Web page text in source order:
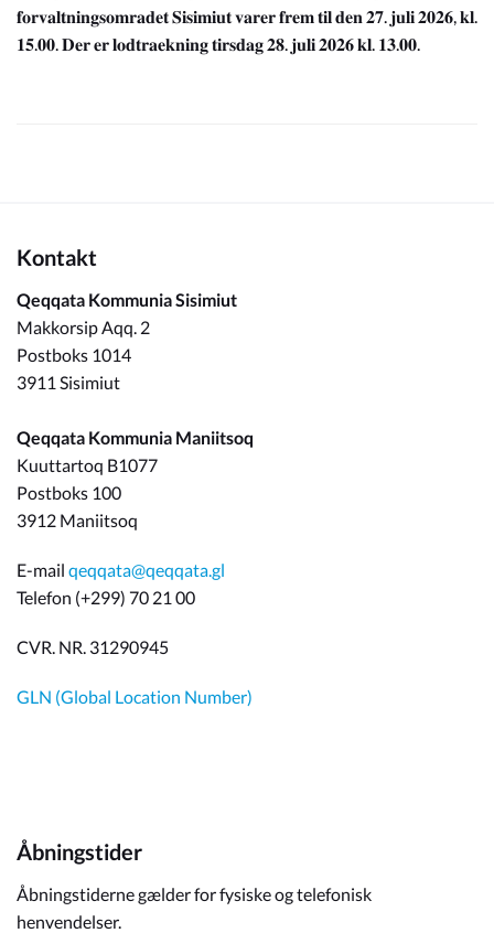
𝐟𝐨𝐫𝐯𝐚𝐥𝐭𝐧𝐢𝐧𝐠𝐬𝐨𝐦𝐫𝐚𝐝𝐞𝐭 𝐒𝐢𝐬𝐢𝐦𝐢𝐮𝐭 𝐯𝐚𝐫𝐞𝐫 𝐟𝐫𝐞𝐦 𝐭𝐢𝐥 𝐝𝐞𝐧 𝟐𝟕. 𝐣𝐮𝐥𝐢 𝟐𝟎𝟐𝟔, 𝐤𝐥.
𝟏𝟓.𝟎𝟎. 𝐃𝐞𝐫 𝐞𝐫 𝐥𝐨𝐝𝐭𝐫𝐚𝐞𝐤𝐧𝐢𝐧𝐠 𝐭𝐢𝐫𝐬𝐝𝐚𝐠 𝟐𝟖. 𝐣𝐮𝐥𝐢 𝟐𝟎𝟐𝟔 𝐤𝐥. 𝟏𝟑.𝟎𝟎.
Kontakt
Qeqqata Kommunia Sisimiut
Makkorsip Aqq. 2
Postboks 1014
3911 Sisimiut
Qeqqata Kommunia Maniitsoq
Kuuttartoq B1077
Postboks 100
3912 Maniitsoq
E-mail qeqqata@qeqqata.gl
Telefon (+299) 70 21 00
CVR. NR. 31290945
GLN (Global Location Number)
Åbningstider
Åbningstiderne gælder for fysiske og telefonisk
henvendelser.